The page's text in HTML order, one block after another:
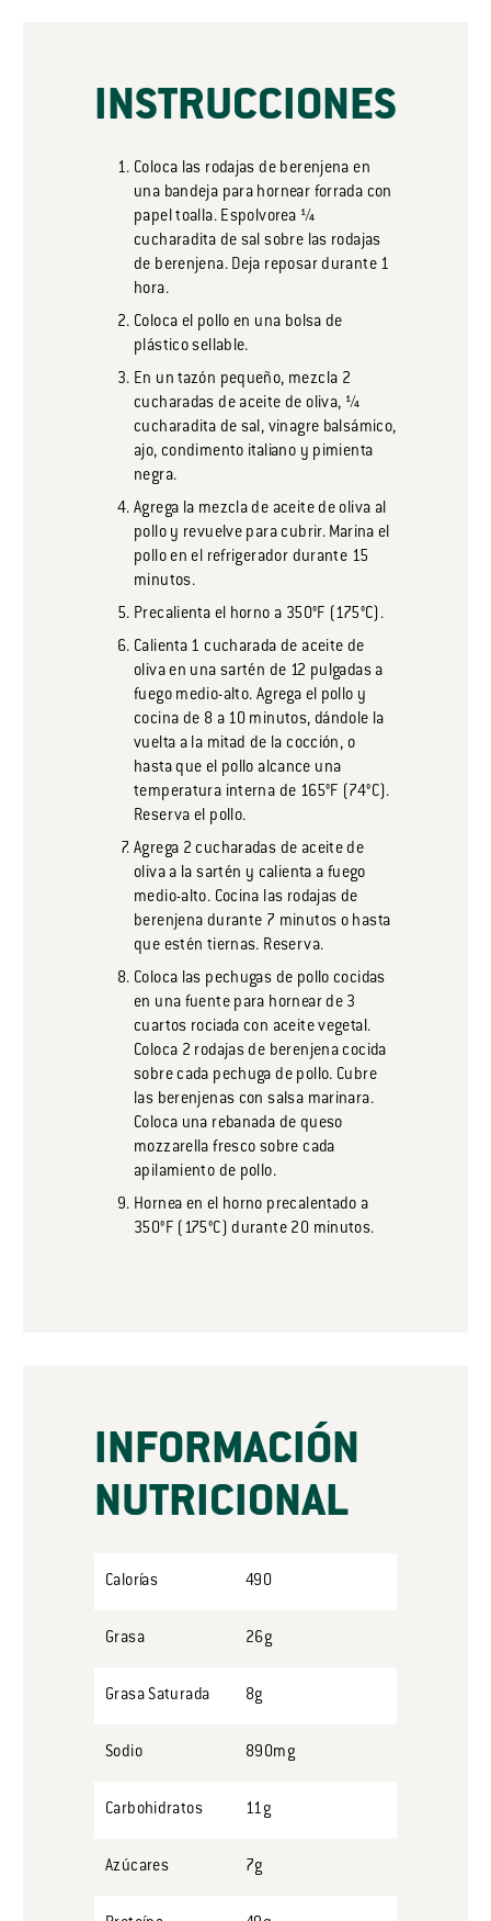
INSTRUCCIONES
Coloca las rodajas de berenjena en
una bandeja para hornear forrada con
papel toalla. Espolvorea ¼
cucharadita de sal sobre las rodajas
de berenjena. Deja reposar durante 1
hora.
Coloca el pollo en una bolsa de
plástico sellable.
En un tazón pequeño, mezcla 2
cucharadas de aceite de oliva, ¼
cucharadita de sal, vinagre balsámico,
ajo, condimento italiano y pimienta
negra.
Agrega la mezcla de aceite de oliva al
pollo y revuelve para cubrir. Marina el
pollo en el refrigerador durante 15
minutos.
Precalienta el horno a 350°F (175°C).
Calienta 1 cucharada de aceite de
oliva en una sartén de 12 pulgadas a
fuego medio-alto. Agrega el pollo y
cocina de 8 a 10 minutos, dándole la
vuelta a la mitad de la cocción, o
hasta que el pollo alcance una
temperatura interna de 165°F (74°C).
Reserva el pollo.
Agrega 2 cucharadas de aceite de
oliva a la sartén y calienta a fuego
medio-alto. Cocina las rodajas de
berenjena durante 7 minutos o hasta
que estén tiernas. Reserva.
Coloca las pechugas de pollo cocidas
en una fuente para hornear de 3
cuartos rociada con aceite vegetal.
Coloca 2 rodajas de berenjena cocida
sobre cada pechuga de pollo. Cubre
las berenjenas con salsa marinara.
Coloca una rebanada de queso
mozzarella fresco sobre cada
apilamiento de pollo.
Hornea en el horno precalentado a
350°F (175°C) durante 20 minutos.
INFORMACIÓN
NUTRICIONAL
Calorías 490
Grasa 26g
Grasa Saturada 8g
Sodio 890mg
Carbohidratos 11g
Azúcares 7g